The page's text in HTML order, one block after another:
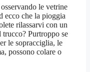
le vetrine
ecco che la pioggia
rilassarvi con un
Purtroppo se
le sopracciglia, le
possono colare o